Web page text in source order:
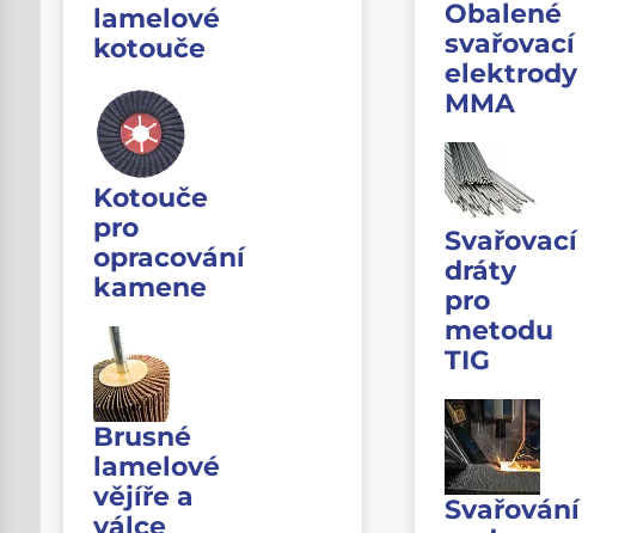
lamelové
kotouče
Kotouče
pro
opracování
kamene
Brusné
lamelové
vějíře a
Obalené
svařovací
elektrody
MMA
Svařovací
dráty
pro
metodu
TIG
Svařování